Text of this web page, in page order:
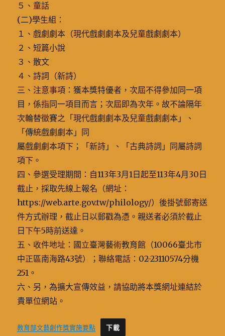
５、童話
(二)學生組：
１、戲劇劇本（現代戲劇劇本及兒童戲劇劇本）
２、短篇小說
３、散文
４、詩詞（新詩）
三、注意事項：獲本獎特優者，次屆不得參加同一項
目，係指同一項目而言；次屆即為次年。故不論隔年
次輪替徵賽之「現代戲劇劇本及兒童戲劇劇本」、
「傳統戲劇劇本」同
屬戲劇劇本項下；「新詩」、「古典詩詞」同屬詩詞
項下。
四、參選受理期間：自113年3月1日起至113年4月30日
截止，採取先線上報名（網址：
https://web.arte.gov.tw/philology/）後掛號郵寄送
件方式辦理，截止日以郵戳為憑。親送者必須於截止
日下午5時前送達。
五、收件地址：國立臺灣藝術教育館（10066臺北市
中正區南海路43號）；聯絡電話：02-23110574分機
251。
六、另，為擴大宣傳效益，請協助將本獎網址連結於
貴單位網站。
教育部文藝創作獎實施要點 下載